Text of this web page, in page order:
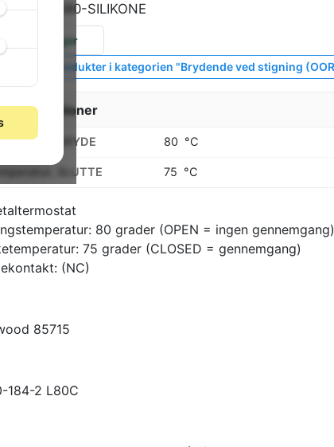
BTL-080-SILIKONE
på lager
lignende produkter i kategorien "Brydende ved stigning
Specifikationer
BRYDE 80 °C
SLUTTE 75 °C
80 grader (OPEN = ingen gennemgang)
75 grader (CLOSED = gennemgang)
(NC)
85715
184-2 L80C